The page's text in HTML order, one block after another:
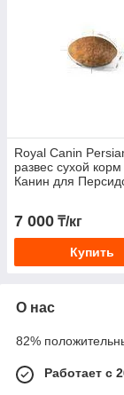
Royal Canin
развес сухой
Канин для
7 000 ₸/кг
Купить
О нас
82%
Работает с